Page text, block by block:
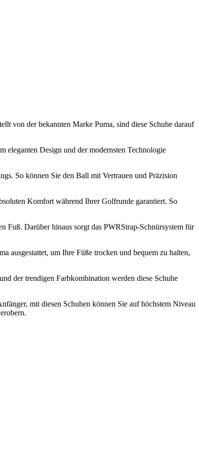
von der bekannten Marke Puma, sind diese Schuhe darauf
Design und der modernsten Technologie
So können Sie den Ball mit Vertrauen und Präzision
Komfort während Ihrer Golfrunde garantiert. So
Fuß. Darüber hinaus sorgt das PWRStrap-Schnürsystem für
ausgestattet, um Ihre Füße trocken und bequem zu halten,
der trendigen Farbkombination werden diese Schuhe
mit diesen Schuhen können Sie auf höchstem Niveau